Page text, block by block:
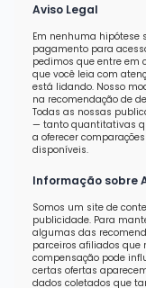
Aviso Legal
Em nenhuma hipótese
pagamento para
pedimos que entre em
que você leia com
está lidando. Nosso
na recomendação de
Todas as nossas
— tanto quantitativas
a oferecer
disponíveis.
Informação sobre
Somos um site de
publicidade. Para
algumas das
parceiros afiliados que
compensação pode
certas ofertas
dados coletados que